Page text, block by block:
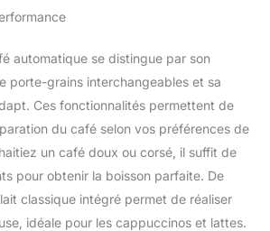
savoure son café préféré
et alternez facilement
entre café classique et
décaféiné tout au long
DÉCOUVREZ LE VRAI
GOÛT DU CAFÉ: la
technologie Bean Adapt
ajuste intelligemment les
automatique se distingue par son
porte-grains interchangeables et sa
Ces fonctionnalités permettent de
du café selon vos préférences de
un café doux ou corsé, il suffit de
pour obtenir la boisson parfaite. De
classique intégré permet de réaliser
idéale pour les cappuccinos et lattes.